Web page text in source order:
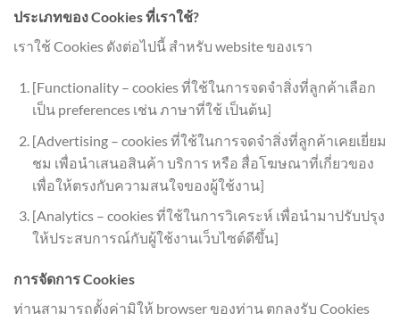
ประเภทของ Cookies ที่เราใช้?
เราใช้ Cookies ดังต่อไปนี้ สำหรับ website ของเรา
[Functionality – cookies ที่ใช้ในการจดจำสิ่งที่ลูกค้าเลือก
เป็น preferences เช่น ภาษาที่ใช้ เป็นต้น]
[Advertising – cookies ที่ใช้ในการจดจำสิ่งที่ลูกค้าเคยเยี่ยม
ชม เพื่อนำเสนอสินค้า บริการ หรือ สื่อโฆษณาที่เกี่ยวของ
เพื่อให้ตรงกับความสนใจของผู้ใช้งาน]
[Analytics – cookies ที่ใช้ในการวิเคระห์ เพื่อนำมาปรับปรุง
ให้ประสบการณ์กับผู้ใช้งานเว็บไซต์ดีขึ้น]
การจัดการ Cookies
ท่านสามารถตั้งค่ามิให้ browser ของท่าน ตกลงรับ Cookies